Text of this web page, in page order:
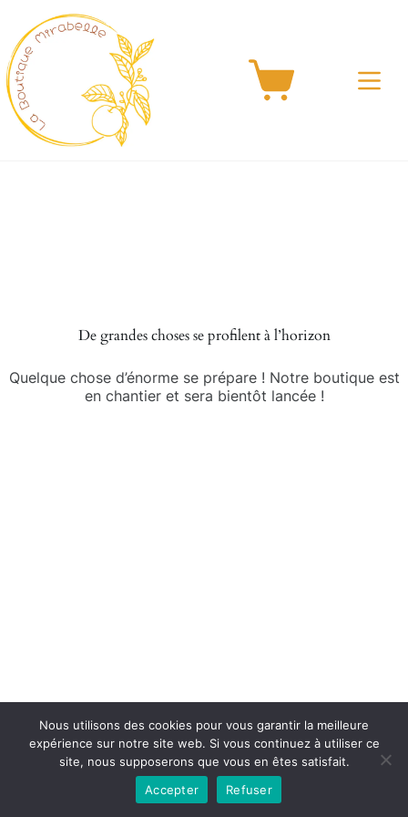
contenu
Panier
d’achat
De grandes choses se profilent à l’horizon
Quelque chose d’énorme se prépare ! Notre boutique est
en chantier et sera bientôt lancée !
Copyright © 2026la boutique mirabelle}.
Nous utilisons des cookies pour vous garantir la meilleure
expérience sur notre site web. Si vous continuez à utiliser ce
site, nous supposerons que vous en êtes satisfait.
Accepter
Refuser